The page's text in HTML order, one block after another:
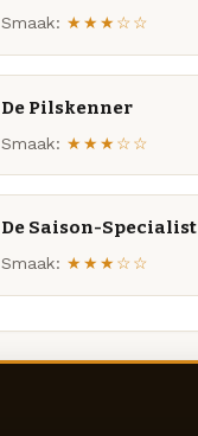
Smaak: ★★★☆☆
De Pilskenner
Smaak: ★★★☆☆
De Saison-Specialist
Smaak: ★★★☆☆